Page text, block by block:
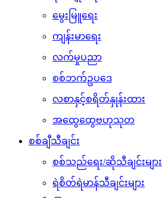
မွေးမြူရေး
ကျန်းမာရေး
လက်မှုပညာ
စစ်ဘက်ဥပဒေ
လစာနှင့်စရိတ်နှုန်းထား
အထွေထွေဗဟုသုတ
စစ်ချီသီချင်း
စစ်သည်ရေး/ဆိုသီချင်းများ
ရဲစိတ်ရဲမာန်သီချင်းများ